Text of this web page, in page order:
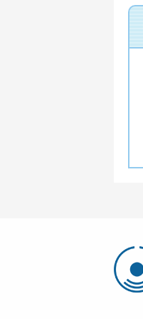
氷
見
市
HIMI